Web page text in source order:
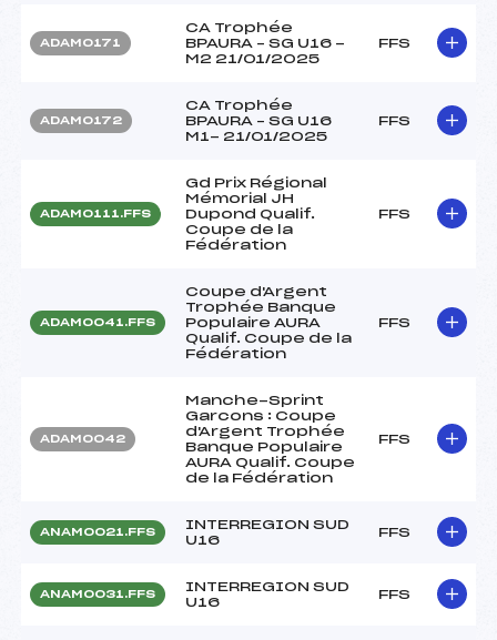
ADAM0171
CA Trophée
BPAURA – SG U16 -
M2 21/01/2025
FFS
ADAM0172
CA Trophée
BPAURA – SG U16
M1- 21/01/2025
FFS
ADAM0111.FFS
Gd Prix Régional
Mémorial JH
Dupond Qualif.
Coupe de la
Fédération
FFS
ADAM0041.FFS
Coupe d'Argent
Trophée Banque
Populaire AURA
Qualif. Coupe de la
Fédération
FFS
ADAM0042
Manche-Sprint
Garcons : Coupe
d'Argent Trophée
Banque Populaire
AURA Qualif. Coupe
de la Fédération
FFS
ANAM0021.FFS
INTERREGION SUD
U16
FFS
ANAM0031.FFS
INTERREGION SUD
U16
FFS